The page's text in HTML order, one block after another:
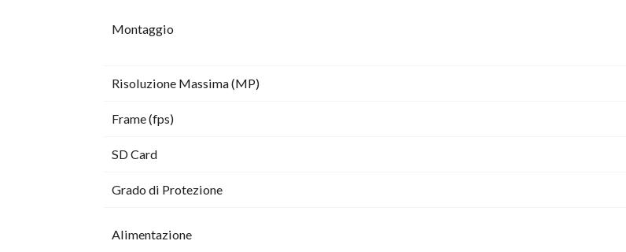
Montaggio
Risoluzione Massima (MP)
Frame (fps)
SD Card
Grado di Protezione
Alimentazione